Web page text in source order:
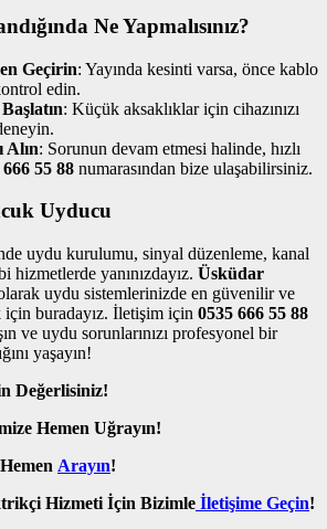
Ne Yapmalısınız?
Geçirin: Yayında kesinti varsa, önce kablo
edin.
: Küçük aksaklıklar için cihazınızı
Alın: Sorunun devam etmesi halinde, hızlı
55 88 numarasından bize ulaşabilirsiniz.
Uyducu
uydu kurulumu, sinyal düzenleme, kanal
hizmetlerde yanınızdayız. Üsküdar
uydu sistemlerinizde en güvenilir ve
buradayız. İletişim için 0535 666 55 88
ve uydu sorunlarınızı profesyonel bir
yaşayın!
Değerlisiniz!
Hemen Uğrayın!
Arayın!
Hizmeti İçin Bizimle İletişime Geçin!